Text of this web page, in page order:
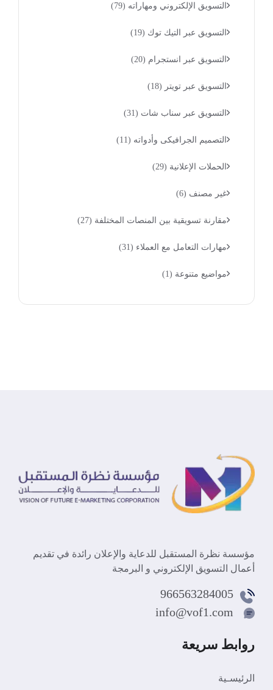
التسويق الإلكتروني ومهاراته (79)
التسويق عبر التيك توك (19)
التسويق عبر انستجرام (20)
التسويق عبر تويتر (18)
التسويق عبر سناب شات (31)
التصميم الجرافيكى وأدواته (11)
الحملات الإعلانية (29)
غير مصنف (6)
مقارنة تسويقية بين المنصات المختلفة (27)
مهارات التعامل مع العملاء (31)
مواضيع متنوعة (1)
مؤسسة نظرة المستقبل للدعاية والإعلان رائدة في تقديم
أعمال التسويق الإلكتروني و البرمجة
966563284005
info@vof1.com
روابط سريعة
الرئيسـية